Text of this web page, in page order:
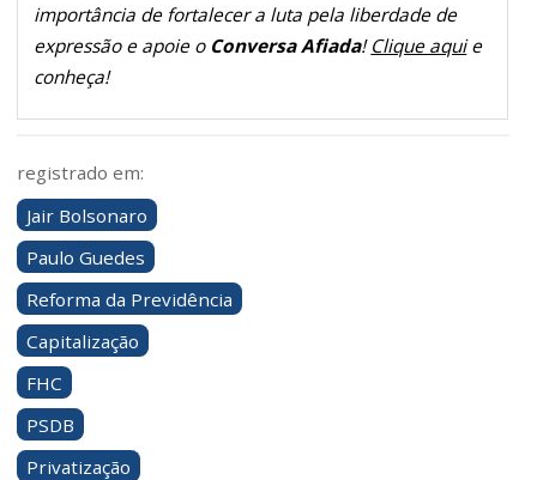
importância de fortalecer a luta pela liberdade de
expressão e apoie o Conversa Afiada!Clique aquie
conheça!
registrado em:
Jair Bolsonaro
Paulo Guedes
Reforma da Previdência
Capitalização
FHC
PSDB
Privatização